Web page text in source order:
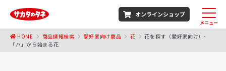
オンラインショップ
メニュー
HOME 商品情報検索 愛好家向け商品 花
花を探す（愛好家向け）-
「ハ」から始まる花